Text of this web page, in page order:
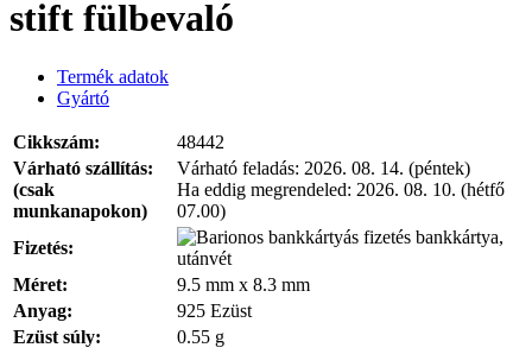
stift fülbevaló
Termék adatok
Gyártó
Cikkszám:
48442
Várható szállítás:
(csak
munkanapokon)
Várható feladás: 2026. 08. 14. (péntek)
Ha eddig megrendeled: 2026. 08. 10. (hétfő
07.00)
Fizetés:
bankkártya,
utánvét
Méret:
9.5 mm x 8.3 mm
Anyag:
925 Ezüst
Ezüst súly:
0.55 g